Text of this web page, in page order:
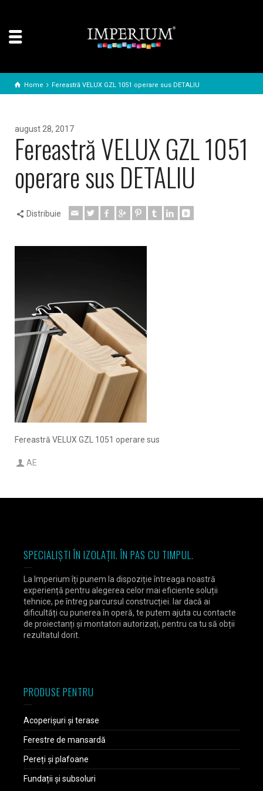
Home Fereastră VELUX GZL 1051 operare sus DETALIU
august 28, 2017
Fereastră VELUX GZL 1051
operare sus DETALIU
Distribuie
Fereastră VELUX GZL 1051 operare sus
AE
SPECIALIȘTI ÎN IZOLAȚII. ÎN PAS CU TIMPUL.
La Imperium îți punem la dispoziție întreaga noastră
experiență pentru alegerea celor mai eficiente soluții
tehnice, pe întreg parcursul construcției. Iar dacă ai
dificultăți cu punerea în operă, te putem ajuta cu contacte
de proiectanți și montatori autorizați, pentru ca tu să obții
rezultatul dorit.
PRODUSE PENTRU
Acoperișuri și terase
Ferestre de mansardă
Pereți și plafoane
Fundații și subsoluri